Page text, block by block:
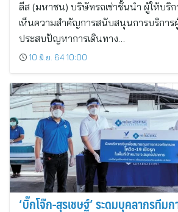
ลีส (มหาชน) บริษัทรถเช่าชั้นนำ ผู้ให้บริก
เห็นความสำคัญการสนับสนุนการบริการ
ประสบปัญหาการเดินทาง…
10 มิ.ย. 64 10:00
‘บิ๊กโจ๊ก-สุรเชษฐ์’ ระดมบุคลากรที